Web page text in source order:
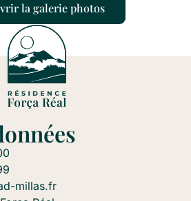
la galerie photos
millas.fr